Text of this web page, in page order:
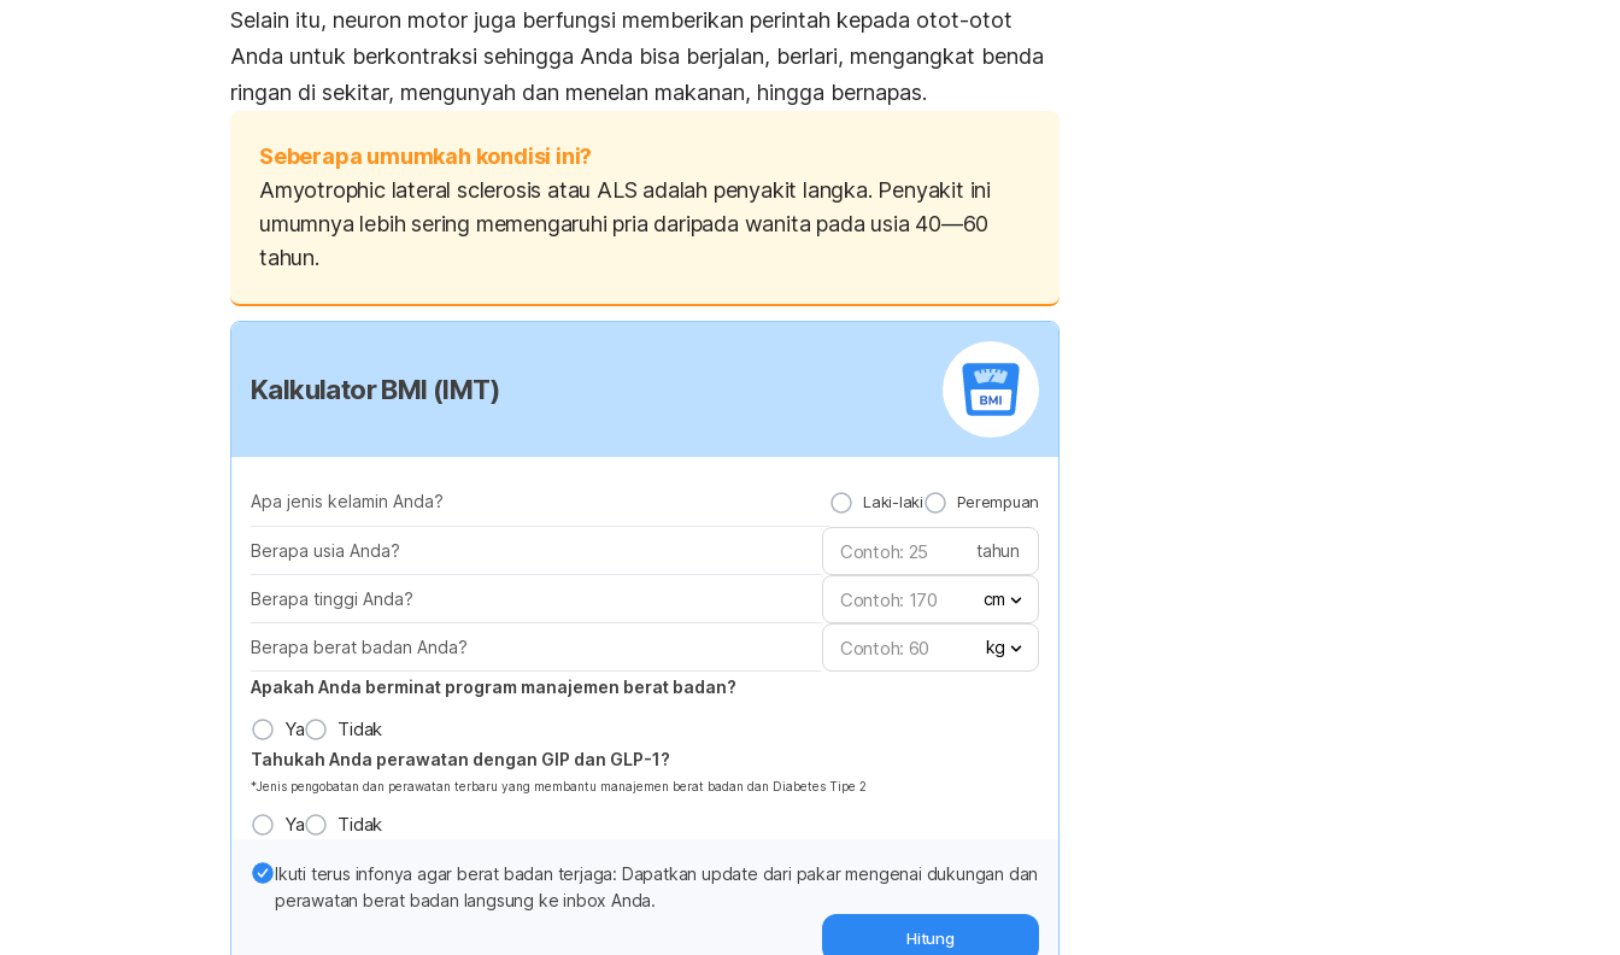
Selain itu, neuron motor juga berfungsi memberikan perintah kepada otot-otot
Anda untuk berkontraksi sehingga Anda bisa berjalan, berlari, mengangkat benda
ringan di sekitar, mengunyah dan menelan makanan, hingga bernapas.
Seberapa umumkah kondisi ini?
Amyotrophic lateral sclerosis atau ALS adalah penyakit langka. Penyakit ini
umumnya lebih sering memengaruhi pria daripada wanita pada usia 40—60
tahun.
Kalkulator BMI (IMT)
Apa jenis kelamin Anda? Laki-laki Perempuan
Berapa usia Anda? tahun
Berapa tinggi Anda? cm
Berapa berat badan Anda?
kg
Apakah Anda berminat program manajemen berat badan?
Ya Tidak
Tahukah Anda perawatan dengan GIP dan GLP-1?
*Jenis pengobatan dan perawatan terbaru yang membantu manajemen berat badan dan Diabetes Tipe 2
Ya Tidak
Ikuti terus infonya agar berat badan terjaga: Dapatkan update dari pakar mengenai dukungan dan
perawatan berat badan langsung ke inbox Anda.
Hitung